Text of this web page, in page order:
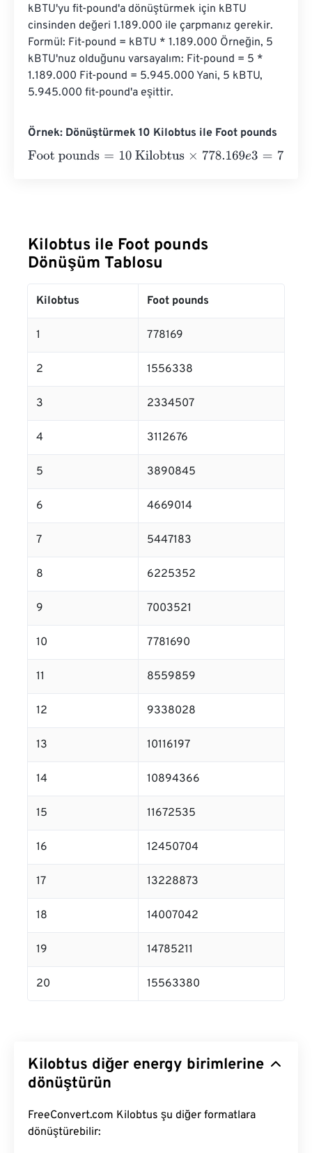
kBTU'yu fit-pound'a dönüştürmek için kBTU
cinsinden değeri 1.189.000 ile çarpmanız gerekir.
Formül: Fit-pound = kBTU * 1.189.000 Örneğin, 5
kBTU'nuz olduğunu varsayalım: Fit-pound = 5 *
1.189.000 Fit-pound = 5.945.000 Yani, 5 kBTU,
5.945.000 fit-pound'a eşittir.
Örnek: Dönüştürmek 10 Kilobtus ile Foot pounds
Foot pounds=10 Kilobtus×778.169 e3=7781690 Foot
Kilobtus ile Foot pounds
Dönüşüm Tablosu
Kilobtus Foot pounds
1 778169
2 1556338
3 2334507
4 3112676
5 3890845
6 4669014
7 5447183
8 6225352
9 7003521
10 7781690
11 8559859
12 9338028
13 10116197
14 10894366
15 11672535
16 12450704
17 13228873
18 14007042
19 14785211
20 15563380
Kilobtus diğer energy birimlerine
dönüştürün
FreeConvert.com Kilobtus şu diğer formatlara
dönüştürebilir: